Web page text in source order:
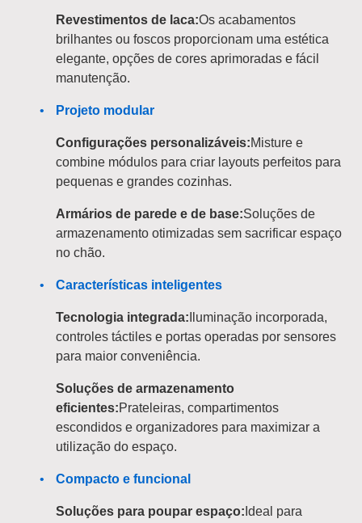
Revestimentos de laca:Os acabamentos
brilhantes ou foscos proporcionam uma estética
elegante, opções de cores aprimoradas e fácil
manutenção.
Projeto modular
Configurações personalizáveis:Misture e
combine módulos para criar layouts perfeitos para
pequenas e grandes cozinhas.
Armários de parede e de base:Soluções de
armazenamento otimizadas sem sacrificar espaço
no chão.
Características inteligentes
Tecnologia integrada: Iluminação incorporada,
controles táctiles e portas operadas por sensores
para maior conveniência.
Soluções de armazenamento
eficientes:Prateleiras, compartimentos
escondidos e organizadores para maximizar a
utilização do espaço.
Compacto e funcional
Soluções para poupar espaço: Ideal para